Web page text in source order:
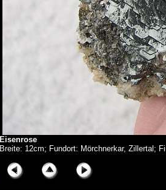
Eisenrose
Breite: 12cm; Fundort: Mörchnerkar, Zillertal;